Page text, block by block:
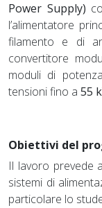
Power Supply)
l’alimentatore
filamento e di
convertitore
moduli di
tensioni fino a 55
Obiettivi del
Il lavoro prevede
sistemi di
particolare lo